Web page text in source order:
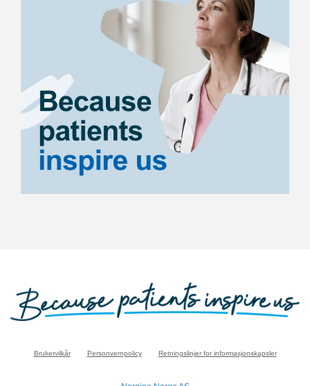
Brukervilkår Personvernpolicy Retningslinjer for informasjonskapsler